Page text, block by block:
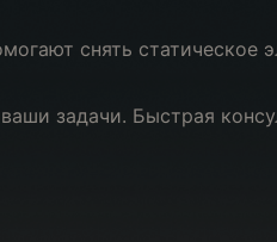
снять статическое
задачи. Быстрая